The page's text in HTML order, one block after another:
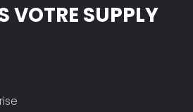
VOTRE SUPPLY